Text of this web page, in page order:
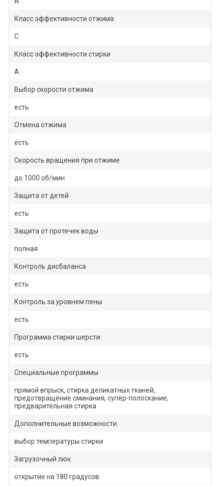
Класс эффективности отжима
C
Класс эффективности стирки
A
Выбор скорости отжима
есть
Отмена отжима
есть
Скорость вращения при отжиме
до 1000 об/мин
Защита от детей
есть
Защита от протечек воды
полная
Контроль дисбаланса
есть
Контроль за уровнем пены
есть
Программа стирки шерсти
есть
Специальные программы
прямой впрыск, стирка деликатных тканей,
предотвращение сминания, супер-полоскание,
предварительная стирка
Дополнительные возможности
выбор температуры стирки
Загрузочный люк
открытие на 180 градусов